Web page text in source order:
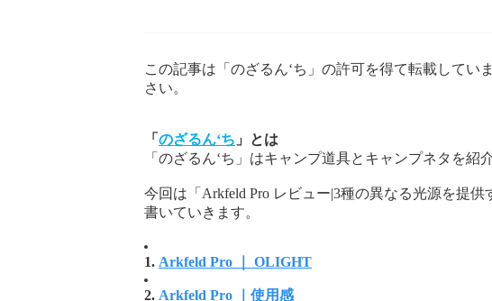
この記事は「のざるん‘ち」の許可を得て転載してい
さい。
「のざるん‘ち 」とは
「のざるん‘ち」はキャンプ道具とキャンプネタを紹
今回は「 Arkfeld Pro レビュー|3種の異なる光源を提
書いていきます。
1. Arkfeld Pro ｜ OLIGHT
2. Arkfeld Pro ｜使用感